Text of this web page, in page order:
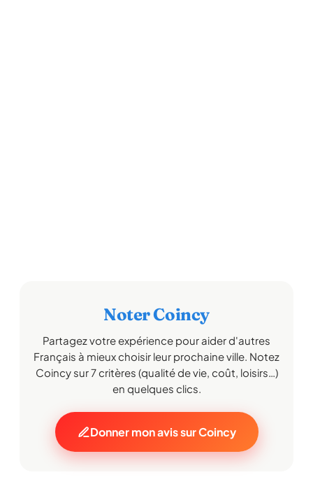
Noter Coincy
Partagez votre expérience pour aider d'autres
Français à mieux choisir leur prochaine ville. Notez
Coincy sur 7 critères (qualité de vie, coût, loisirs…)
en quelques clics.
Donner mon avis sur Coincy